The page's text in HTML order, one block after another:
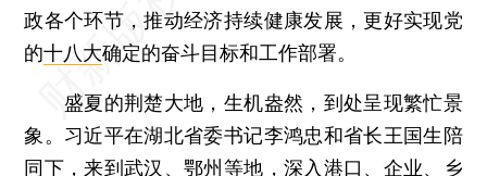
政各个环节，推动经济持续健康发展，更好实现党
的十八大确定的奋斗目标和工作部署。
盛夏的荆楚大地，生机盎然，到处呈现繁忙景
象。习近平在湖北省委书记李鸿忠和省长王国生陪
同下，来到武汉、鄂州等地，深入港口、企业、乡